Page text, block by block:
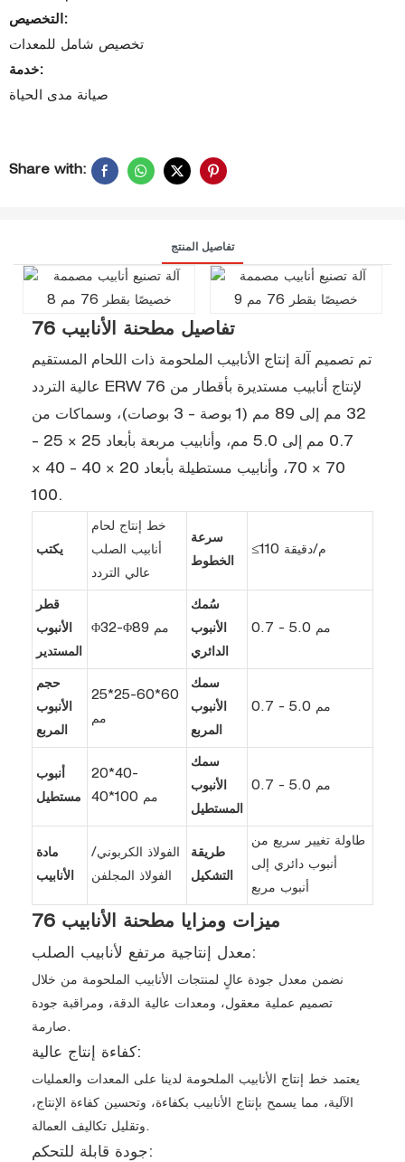
التخصيص:
تخصيص شامل للمعدات
خدمة:
صيانة مدى الحياة
Share with:
تفاصيل المنتج
تفاصيل مطحنة الأنابيب 76
تم تصميم آلة إنتاج الأنابيب الملحومة ذات اللحام المستقيم
عالية التردد ERW 76 لإنتاج أنابيب مستديرة بأقطار من
32 مم إلى 89 مم (1 بوصة - 3 بوصات)، وسماكات من
0.7 مم إلى 5.0 مم، وأنابيب مربعة بأبعاد 25 × 25 -
70 × 70، وأنابيب مستطيلة بأبعاد 20 × 40 - 40 ×
100.
يكتب
خط إنتاج لحام
أنابيب الصلب
عالي التردد
سرعة
الخطوط
≤110 م/دقيقة
قطر
الأنبوب
المستدير
Φ32-Φ89 مم
سُمك
الأنبوب
الدائري
0.7 - 5.0 مم
حجم
الأنبوب
المربع
25*25-60*60
مم
سمك
الأنبوب
المربع
0.7 - 5.0 مم
أنبوب
مستطيل
20*40-
40*100 مم
سمك
الأنبوب
المستطيل
0.7 - 5.0 مم
مادة
الأنابيب
الفولاذ الكربوني/
الفولاذ المجلفن
طريقة
التشكيل
طاولة تغيير سريع من
أنبوب دائري إلى
أنبوب مربع
ميزات ومزايا مطحنة الأنابيب 76
معدل إنتاجية مرتفع لأنابيب الصلب:
نضمن معدل جودة عالٍ لمنتجات الأنابيب الملحومة من خلال
تصميم عملية معقول، ومعدات عالية الدقة، ومراقبة جودة
صارمة.
كفاءة إنتاج عالية:
يعتمد خط إنتاج الأنابيب الملحومة لدينا على المعدات والعمليات
الآلية، مما يسمح بإنتاج الأنابيب بكفاءة، وتحسين كفاءة الإنتاج،
وتقليل تكاليف العمالة.
جودة قابلة للتحكم: